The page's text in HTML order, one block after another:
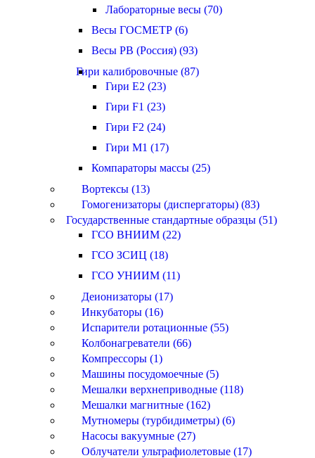
Лабораторные весы (70)
Весы ГОСМЕТР (6)
Весы РВ (Россия) (93)
Гири калибровочные (87)
Гири E2 (23)
Гири F1 (23)
Гири F2 (24)
Гири M1 (17)
Компараторы массы (25)
Вортексы (13)
Гомогенизаторы (диспергаторы) (83)
Государственные стандартные образцы (51)
ГСО ВНИИМ (22)
ГСО ЗСИЦ (18)
ГСО УНИИМ (11)
Деионизаторы (17)
Инкубаторы (16)
Испарители ротационные (55)
Колбонагреватели (66)
Компрессоры (1)
Машины посудомоечные (5)
Мешалки верхнеприводные (118)
Мешалки магнитные (162)
Мутномеры (турбидиметры) (6)
Насосы вакуумные (27)
Облучатели ультрафиолетовые (17)